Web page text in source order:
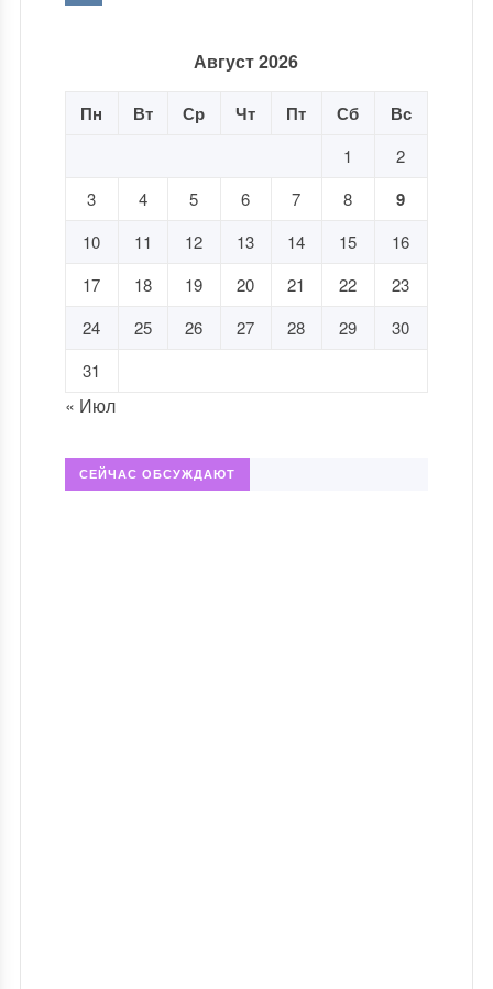
Август 2026
Пн Вт Ср Чт Пт Сб Вс
1
2
3
4 5 6 7 8 9
10 11 12 13 14 15
16
17
18 19 20 21 22
23
24
25 26 27 28 29
30
31
« Июл
СЕЙЧАС ОБСУЖДАЮТ